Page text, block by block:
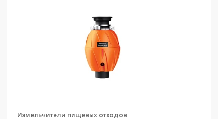
Измельчители пищевых отходов